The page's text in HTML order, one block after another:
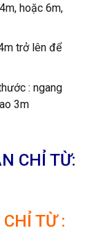
hoặc 6m,
trở lên để
: ngang
3m
CHỈ TỪ:
TỪ :